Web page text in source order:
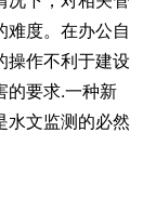
难度。在办公自
操作不利于建设
的要求.一种新
水文监测的必然